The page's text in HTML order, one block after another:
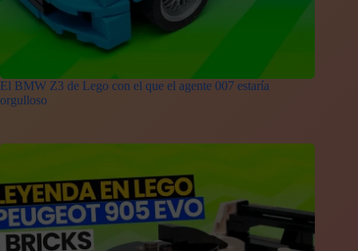
El BMW Z3 de Lego con el que el agente 007 estaría
orgulloso